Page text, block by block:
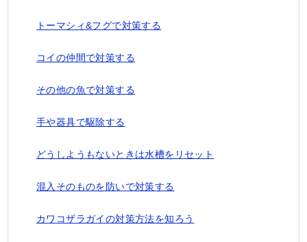
トーマシィ&フグで対策する
コイの仲間で対策する
その他の魚で対策する
手や器具で駆除する
どうしようもないときは水槽をリセット
混入そのものを防いで対策する
カワコザラガイの対策方法を知ろう